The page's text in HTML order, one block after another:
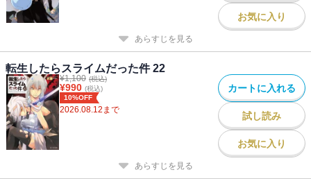
お気に入り
あらすじを見る
転生したらスライムだった件 22
¥1,100 (税込)
¥990 (税込)
10%OFF
2026.08.12 まで
カートに入れる
試し読み
お気に入り
あらすじを見る